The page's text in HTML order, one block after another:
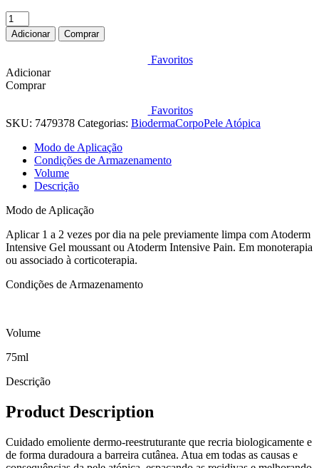
Quantidade
de
Atoderm
Baume
75
Adicionar Comprar
Favoritos
Adicionar
Comprar
Favoritos
SKU: 7479378 Categorias: BiodermaCorpoPele Atópica
Modo de Aplicação
Condições de Armazenamento
Volume
Descrição
Modo de Aplicação
Aplicar 1 a 2 vezes por dia na pele previamente limpa com Atoderm
Intensive Gel moussant ou Atoderm Intensive Pain. Em monoterapia
ou associado à corticoterapia.
Condições de Armazenamento
Volume
75ml
Descrição
Product Description
Cuidado emoliente dermo-reestruturante que recria biologicamente e
de forma duradoura a barreira cutânea. Atua em todas as causas e